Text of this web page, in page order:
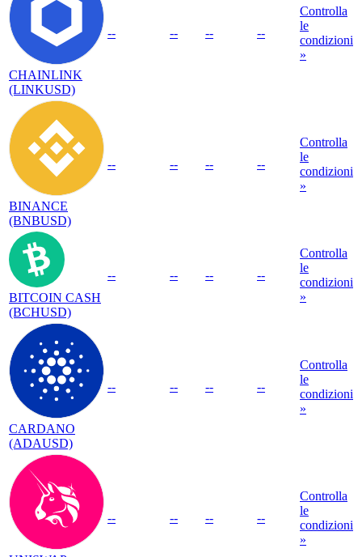
CHAINLINK
(LINKUSD)
-- -- -- --
Controlla
le
condizioni
»
BINANCE
(BNBUSD)
-- -- -- --
Controlla
le
condizioni
»
BITCOIN CASH
(BCHUSD)
-- -- -- --
Controlla
le
condizioni
»
CARDANO
(ADAUSD)
-- -- -- --
Controlla
le
condizioni
»
-- -- -- --
Controlla
le
condizioni
»